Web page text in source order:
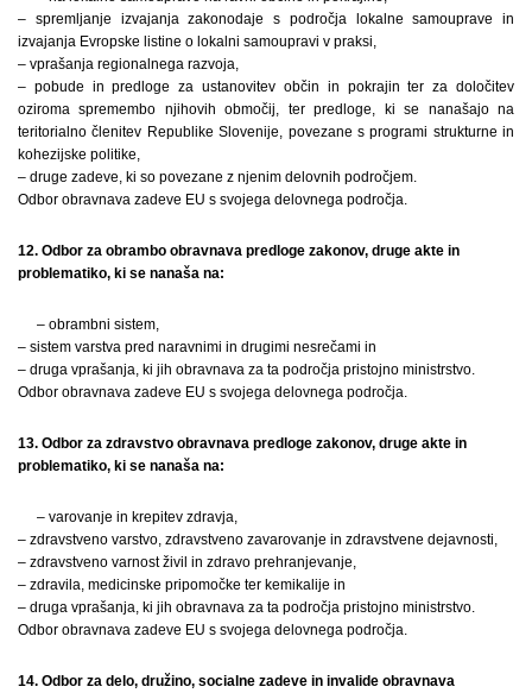
– spremljanje izvajanja zakonodaje s področja lokalne samouprave in
izvajanja Evropske listine o lokalni samoupravi v praksi,
– vprašanja regionalnega razvoja,
– pobude in predloge za ustanovitev občin in pokrajin ter za določitev
oziroma spremembo njihovih območij, ter predloge, ki se nanašajo na
teritorialno členitev Republike Slovenije, povezane s programi strukturne in
kohezijske politike,
– druge zadeve, ki so povezane z njenim delovnih področjem.
Odbor obravnava zadeve EU s svojega delovnega področja.
12. Odbor za obrambo obravnava predloge zakonov, druge akte in
problematiko, ki se nanaša na:
– obrambni sistem,
– sistem varstva pred naravnimi in drugimi nesrečami in
– druga vprašanja, ki jih obravnava za ta področja pristojno ministrstvo.
Odbor obravnava zadeve EU s svojega delovnega področja.
13. Odbor za zdravstvo obravnava predloge zakonov, druge akte in
problematiko, ki se nanaša na:
– varovanje in krepitev zdravja,
– zdravstveno varstvo, zdravstveno zavarovanje in zdravstvene dejavnosti,
– zdravstveno varnost živil in zdravo prehranjevanje,
– zdravila, medicinske pripomočke ter kemikalije in
– druga vprašanja, ki jih obravnava za ta področja pristojno ministrstvo.
Odbor obravnava zadeve EU s svojega delovnega področja.
14. Odbor za delo, družino, socialne zadeve in invalide obravnava